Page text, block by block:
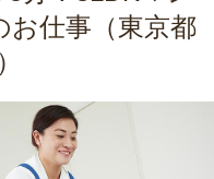
お仕事（東京都